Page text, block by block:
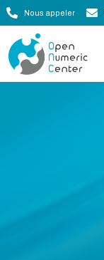
Nous appeler